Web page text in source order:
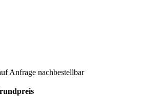
Anfrage nachbestellbar